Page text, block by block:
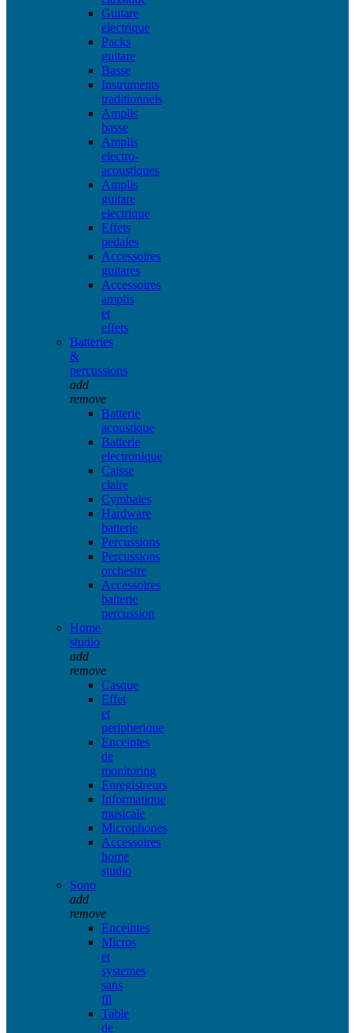
Guitare
electrique
Packs
guitare
Basse
Instruments
traditionnels
Amplis
basse
Amplis
electro-
acoustiques
Amplis
guitare
electrique
Effets
pedales
Accessoires
guitares
Accessoires
amplis
et
effets
Batteries
&
percussions
add
remove
Batterie
acoustique
Batterie
electronique
Caisse
claire
Cymbales
Hardware
batterie
Percussions
Percussions
orchestre
Accessoires
batterie
percussion
Home
studio
add
remove
Casque
Effet
et
peripherique
Enceintes
de
monitoring
Enregistreurs
Informatique
musicale
Microphones
Accessoires
home
studio
Sono
add
remove
Enceintes
Micros
et
systemes
sans
fil
Table
de